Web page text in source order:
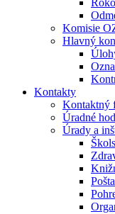
Komisie
Hlavný
Kontakty
Kontaktný
Úradné
Úrady a
Pošta